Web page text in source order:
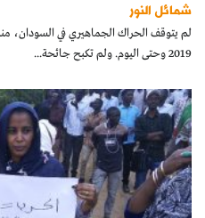
شمائل النور
لم يتوقف الحراك الجماهيري في السودان،
2019 وحتى اليوم. ولم تكبح جائحة...